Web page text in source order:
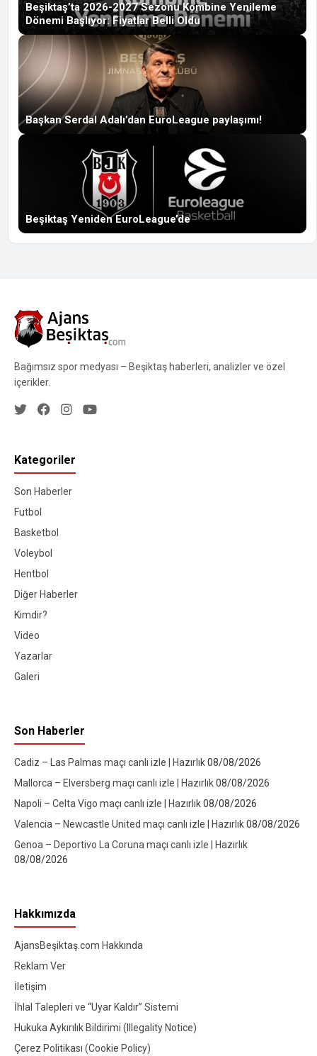
Beşiktaş’ta 2026-2027 Sezonu Kombine Yenileme
Dönemi Başlıyor: Fiyatlar Belli Oldu
Başkan Serdal Adalı’dan EuroLeague paylaşımı!
Beşiktaş Yeniden EuroLeague’de
Bağımsız spor medyası – Beşiktaş haberleri, analizler ve özel
içerikler.
Kategoriler
Son Haberler
Futbol
Basketbol
Voleybol
Hentbol
Diğer Haberler
Kimdir?
Video
Yazarlar
Galeri
Son Haberler
Cadiz – Las Palmas maçı canlı izle | Hazırlık08/08/2026
Mallorca – Elversberg maçı canlı izle | Hazırlık08/08/2026
Napoli – Celta Vigo maçı canlı izle | Hazırlık08/08/2026
Valencia – Newcastle United maçı canlı izle | Hazırlık08/08/2026
Genoa – Deportivo La Coruna maçı canlı izle | Hazırlık
08/08/2026
Hakkımızda
AjansBeşiktaş.com Hakkında
Reklam Ver
İletişim
İhlal Talepleri ve “Uyar Kaldır” Sistemi
Hukuka Aykırılık Bildirimi (Illegality Notice)
Çerez Politikası (Cookie Policy)